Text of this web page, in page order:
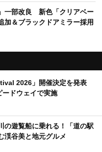
一部改良 新色「クリアベー
加＆ブラックドアミラー採用
2026」開催決定を発表
ドウェイで実施
の遊覧船に乗れる！「道の駅
渓谷美と地元グルメ